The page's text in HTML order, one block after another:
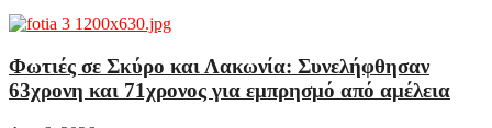
Φωτιές σε Σκύρο και Λακωνία: Συνελήφθησαν
63χρονη και 71χρονος για εμπρησμό από αμέλεια